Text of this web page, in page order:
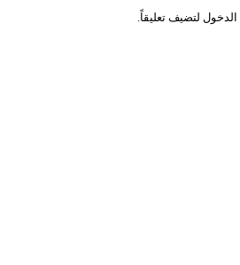
لتضيف تعليقاً.